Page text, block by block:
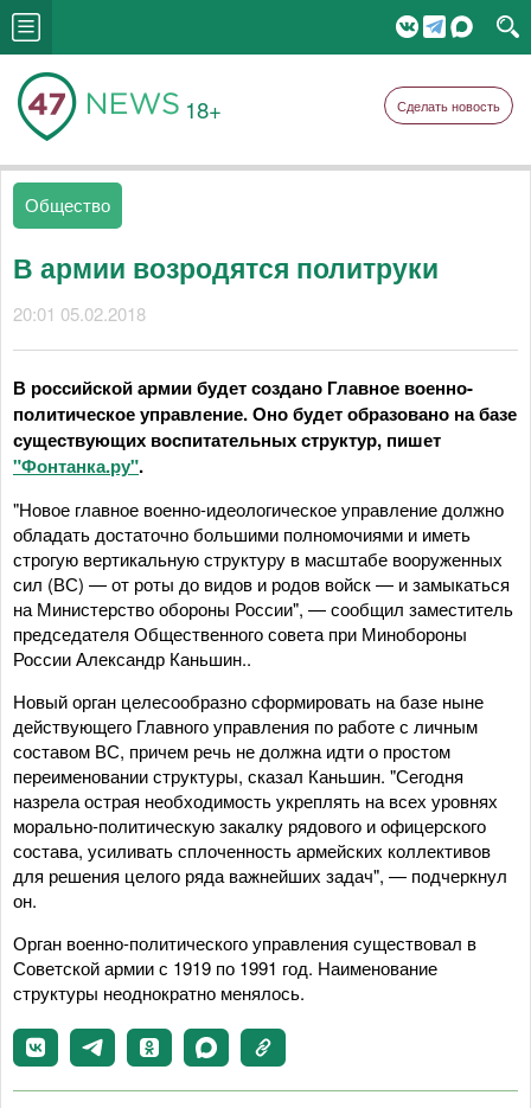
18+ Сделать новость
Общество
В армии возродятся политруки
20:01 05.02.2018
В российской армии будет создано Главное военно-
политическое управление. Оно будет образовано на базе
существующих воспитательных структур, пишет
"Фонтанка.ру".
"Новое главное военно-идеологическое управление должно
обладать достаточно большими полномочиями и иметь
строгую вертикальную структуру в масштабе вооруженных
сил (ВС) — от роты до видов и родов войск — и замыкаться
на Министерство обороны России", — сообщил заместитель
председателя Общественного совета при Минобороны
России Александр Каньшин..
Новый орган целесообразно сформировать на базе ныне
действующего Главного управления по работе с личным
составом ВС, причем речь не должна идти о простом
переименовании структуры, сказал Каньшин. "Сегодня
назрела острая необходимость укреплять на всех уровнях
морально-политическую закалку рядового и офицерского
состава, усиливать сплоченность армейских коллективов
для решения целого ряда важнейших задач", — подчеркнул
он.
Орган военно-политического управления существовал в
Советской армии с 1919 по 1991 год. Наименование
структуры неоднократно менялось.